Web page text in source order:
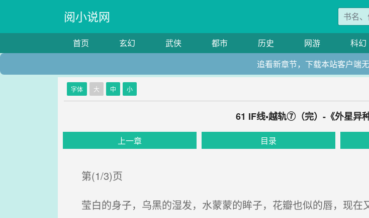
阅小说网
首页 玄幻 武侠 都市 历史 网游 科幻
追看新章节，下载本站客户端
字体 大 中 小
61 IF线•越轨⑦（完）-《外星异
上一章 目录
第(1/3)页
莹白的身子，乌黑的湿发，水蒙蒙的眸子，花瓣也似的唇，现在